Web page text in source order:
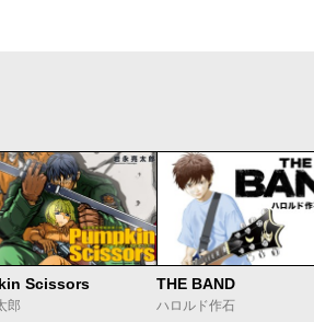
Scissors
郎
THE BAND
ハロルド作石